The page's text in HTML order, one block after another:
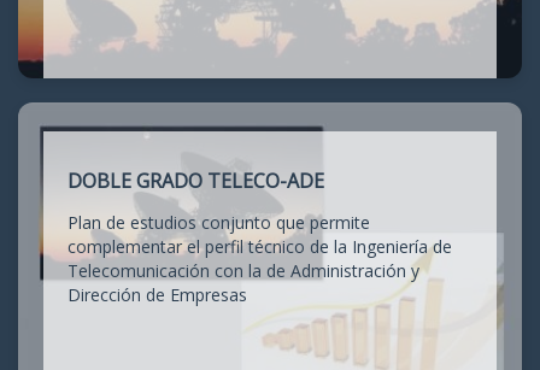
DOBLE GRADO TELECO-ADE
Plan de estudios conjunto que permite
complementar el perfil técnico de la Ingeniería de
Telecomunicación con la de Administración y
Dirección de Empresas